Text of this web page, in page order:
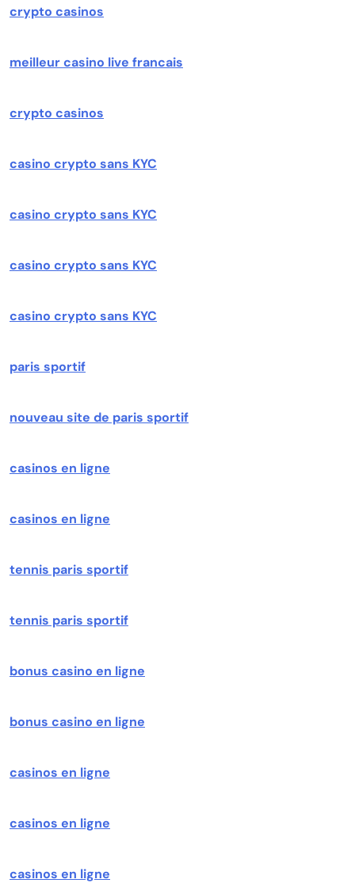
crypto casinos
meilleur casino live francais
crypto casinos
casino crypto sans KYC
casino crypto sans KYC
casino crypto sans KYC
casino crypto sans KYC
paris sportif
nouveau site de paris sportif
casinos en ligne
casinos en ligne
tennis paris sportif
tennis paris sportif
bonus casino en ligne
bonus casino en ligne
casinos en ligne
casinos en ligne
casinos en ligne